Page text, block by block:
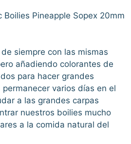
Boilies Pineapple Sopex 20mm
siempre con las mismas
añadiendo colorantes de
para hacer grandes
varios días en el
a las grandes carpas
nuestros boilies mucho
a la comida natural del